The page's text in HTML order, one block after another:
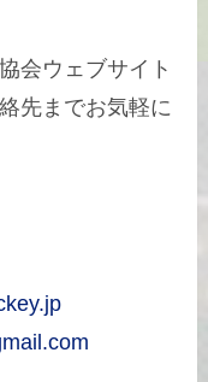
会ウェブサイト
先までお気軽に